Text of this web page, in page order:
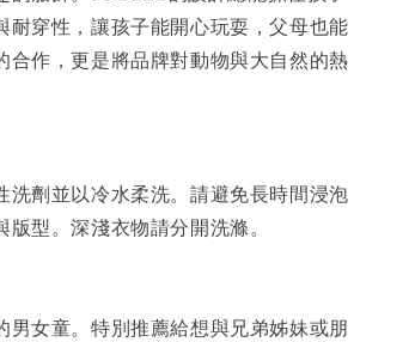
耐穿性，讓孩子能開心玩耍，父母也能
合作，更是將品牌對動物與大自然的熱
洗劑並以冷水柔洗。請避免長時間浸泡
型。深淺衣物請分開洗滌。
女童。特別推薦給想與兄弟姊妹或朋